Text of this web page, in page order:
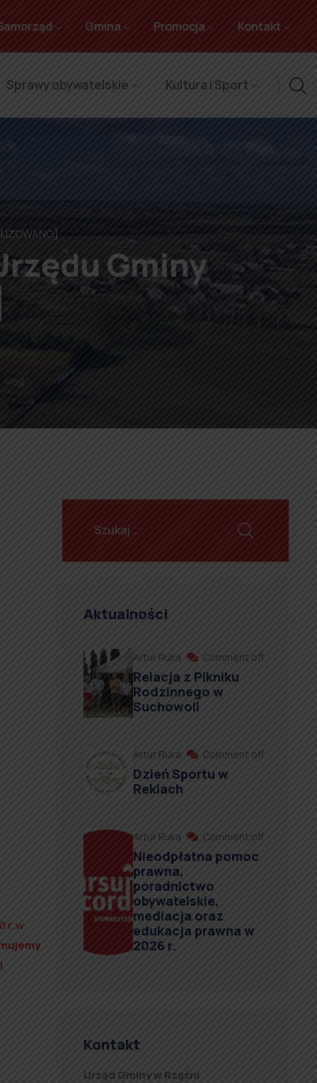
Gmina Promocja Kontakt
Sprawy obywatelskie Kultura i Sport
Gminy
r. w
Aktualności
Artur Ruka Comment off
Relacja z Pikniku
Rodzinnego w
Suchowoli
Artur Ruka Comment off
Dzień Sportu w
Reklach
Artur Ruka Comment off
Nieodpłatna pomoc
prawna,
poradnictwo
obywatelskie,
mediacja oraz
edukacja prawna w
2026 r.
Kontakt
Urząd Gminy w Rząśni